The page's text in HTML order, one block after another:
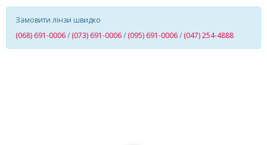
Замовити лінзи швидко
(068) 691-0006/ (073) 691-0006/ (095) 691-0006/ (047) 254-4888